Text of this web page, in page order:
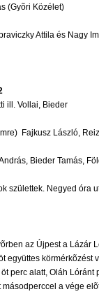
(Gyõri Közélet)
Attila és Nagy
ill. Vollai, Bieder
 Fajkusz László,
Bieder Tamás,
születtek. Negyed óra
az Újpest a Lázár
együttes
perc alatt, Oláh
másodperccel a vége